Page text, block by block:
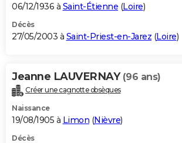
06/12/1936 à Saint-Étienne (Loire)
Décès
27/05/2003 à Saint-Priest-en-Jarez (Loire)
Jeanne LAUVERNAY (96 ans)
Créer une cagnotte obsèques
Naissance
19/08/1905 à Limon (Nièvre)
Décès